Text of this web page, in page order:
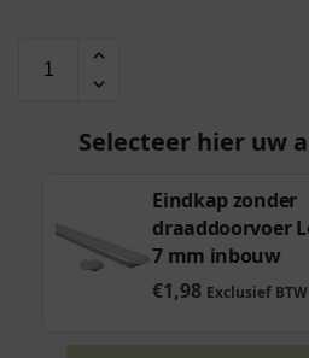
Selecteer hier uw
Eindkap zonder
draaddoorvoer
7 mm inbouw
€1,98 Exclusief BTW